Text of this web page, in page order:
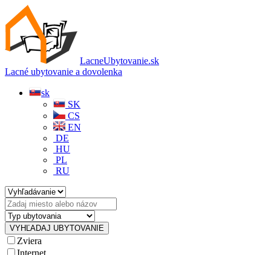
LacneUbytovanie.sk
Lacné ubytovanie a dovolenka
sk
SK
CS
EN
DE
HU
PL
RU
Zviera
Internet